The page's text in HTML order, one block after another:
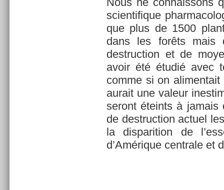
scientifique
que plus de 1500
dans les forêts mais
destruction et de
avoir été étudié avec
comme si on
aurait une valeur
seront éteints à jamais
de destruction actuel
la disparition de
d’Amérique centrale et